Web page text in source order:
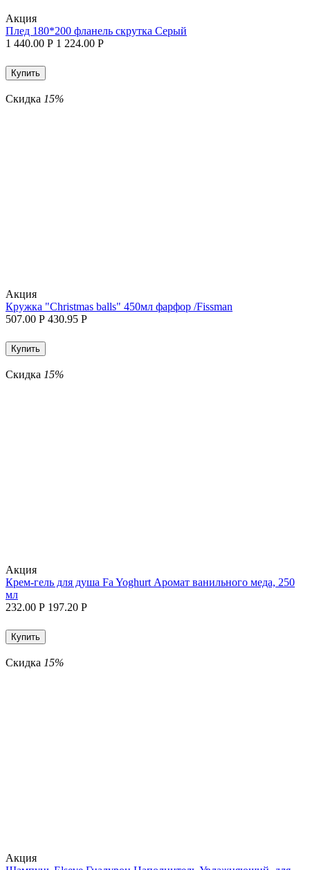
Aкция
Плед 180*200 фланель скрутка Серый
1 440.00 Р 1 224.00 Р
Купить
Скидка 15%
Aкция
Кружка "Christmas balls" 450мл фарфор /Fissman
507.00 Р 430.95 Р
Купить
Скидка 15%
Aкция
Крем-гель для душа Fa Yoghurt Аромат ванильного меда, 250
мл
232.00 Р 197.20 Р
Купить
Скидка 15%
Aкция